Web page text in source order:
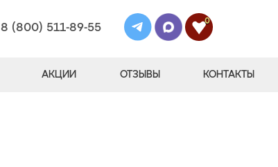
8 (800) 511-89-55
0
АКЦИИ ОТЗЫВЫ КОНТАКТЫ